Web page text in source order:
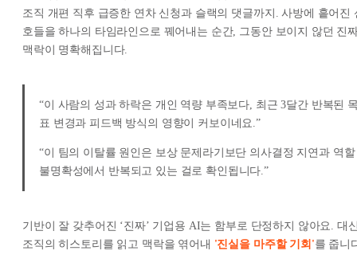
조직 개편 직후 급증한 연차 신청과 슬랙의 댓글까지. 사방에 흩어진
호들을 하나의 타임라인으로 꿰어내는 순간, 그동안 보이지 않던 진
맥락이 명확해집니다.
“이 사람의 성과 하락은 개인 역량 부족보다, 최근 3달간 반복된
표 변경과 피드백 방식의 영향이 커보이네요.”
“이 팀의 이탈률 원인은 보상 문제라기보단 의사결정 지연과 역할
불명확성에서 반복되고 있는 걸로 확인됩니다.”
기반이 잘 갖추어진 ‘진짜’ 기업용 AI는 함부로 단정하지 않아요. 대
조직의 히스토리를 읽고 맥락을 엮어내 '진실을 마주할 기회'를 줍니